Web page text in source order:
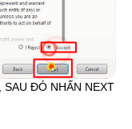
ĐÓ NHẤN NEXT